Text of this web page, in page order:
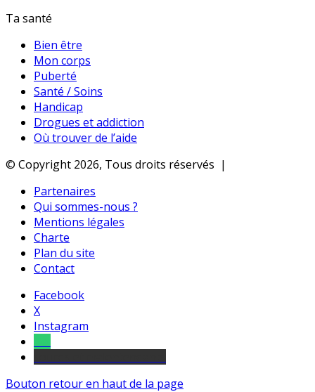
Ta santé
Bien être
Mon corps
Puberté
Santé / Soins
Handicap
Drogues et addiction
Où trouver de l’aide
© Copyright 2026, Tous droits réservés |
Partenaires
Qui sommes-nous ?
Mentions légales
Charte
Plan du site
Contact
Facebook
X
Instagram
Bouton retour en haut de la page